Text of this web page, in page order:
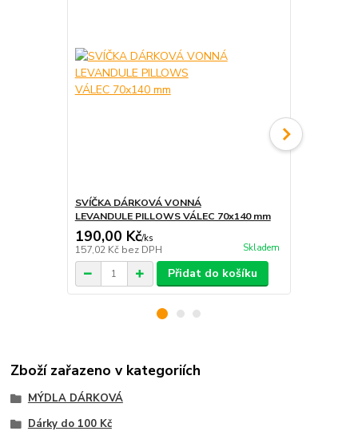
SVÍČKA DÁRKOVÁ VONNÁ
LEVANDULE PILLOWS VÁLEC 70x140 mm
190,00 Kč/ks
157,02 Kč bez DPH Skladem
Přidat do košíku
Zboží zařazeno v kategoriích
MÝDLA DÁRKOVÁ
Dárky do 100 Kč